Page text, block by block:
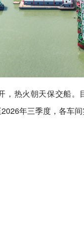
，热火朝天保交船
年三季度，各车